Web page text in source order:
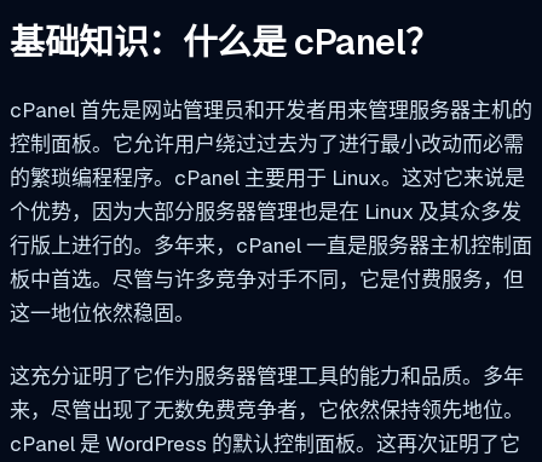
基础知识：什么是 cPanel？
cPanel 首先是网站管理员和开发者用来管理服务器主机的
控制面板。它允许用户绕过过去为了进行最小改动而必需
的繁琐编程程序。cPanel 主要用于 Linux。这对它来说是
个优势，因为大部分服务器管理也是在 Linux 及其众多发
行版上进行的。多年来，cPanel 一直是服务器主机控制面
板中首选。尽管与许多竞争对手不同，它是付费服务，但
这一地位依然稳固。
这充分证明了它作为服务器管理工具的能力和品质。多年
来，尽管出现了无数免费竞争者，它依然保持领先地位。
cPanel 是 WordPress 的默认控制面板。这再次证明了它